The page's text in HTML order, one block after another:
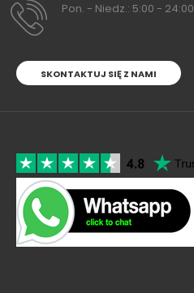
Pon. - Niedz.: 5:00 - 24:00
SKONTAKTUJ SIĘ Z NAMI